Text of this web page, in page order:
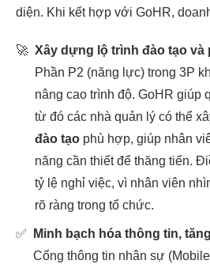
diện. Khi kết hợp với GoHR,
🚀 Xây dựng lộ trình đào tạo và
Phần P2 (năng lực) trong 3P
nâng cao trình độ. GoHR giúp
từ đó các nhà quản lý có thể
đào tạo phù hợp, giúp nhân
năng cần thiết để thăng tiến.
tỷ lệ nghỉ việc, vì nhân viên
rõ ràng trong tổ chức.
✅
Minh bạch hóa thông tin,
Cổng thông tin nhân sự